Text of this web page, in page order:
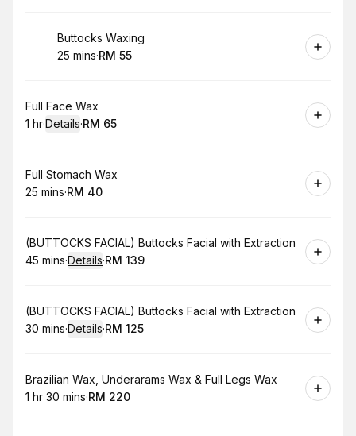
Book
Buttocks Waxing
.Duration
25 mins·
.Price
RM 55
Book
Full Face Wax
. Duration:
1 hr·Details·
.Price
RM 65
Book
Full Stomach Wax
.Duration
25 mins·
.Price
RM 40
Book
(BUTTOCKS FACIAL) Buttocks Facial with Extraction
.Duration:
45 mins·Details·
.Price:
RM 139
Book
(BUTTOCKS FACIAL) Buttocks Facial with Extraction
.Duration:
30 mins·Details·
.Price:
RM 125
Book
Brazilian Wax, Underarams Wax & Full Legs Wax
. Duration:
1 hr 30 mins·
.Price:
RM 220